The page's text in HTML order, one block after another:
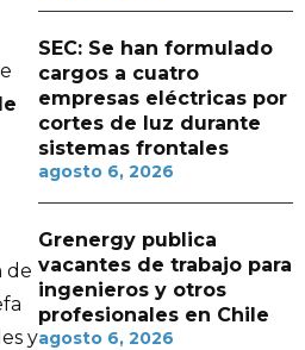
de
y
SEC: Se han formulado
cargos a cuatro
empresas eléctricas por
cortes de luz durante
sistemas frontales
agosto 6, 2026
Grenergy publica
vacantes de trabajo para
ingenieros y otros
profesionales en Chile
agosto 6, 2026